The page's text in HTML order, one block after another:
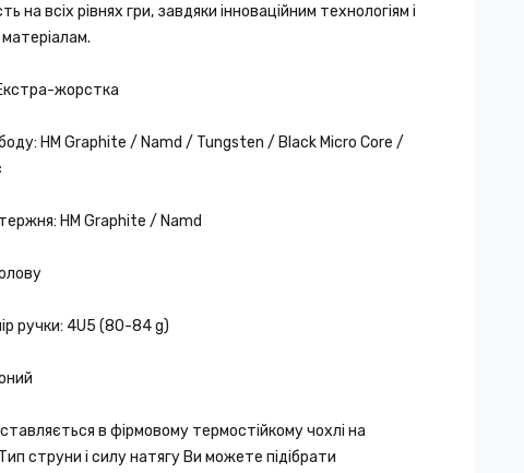
на всіх рівнях гри, завдяки інноваційним технологіям і
жорстка
HM Graphite / Namd / Tungsten / Black Micro Core /
HM Graphite / Namd
ручки: 4U5 (80-84 g)
в фірмовому термостійкому чохлі на
струни і силу натягу Ви можете підібрати